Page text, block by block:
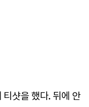
티샷을 했다. 뒤에 안